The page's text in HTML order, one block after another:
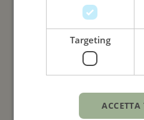
Targeting
ACCETTA